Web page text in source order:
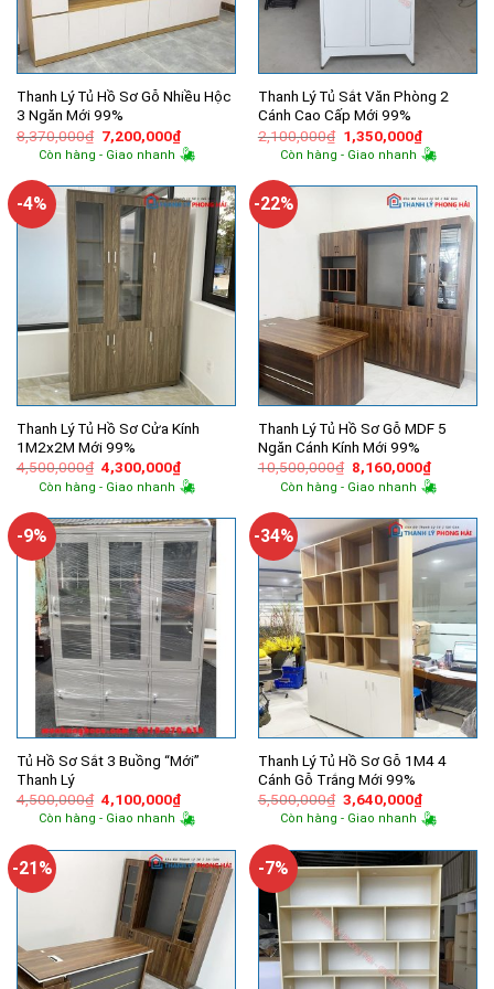
Thanh Lý Tủ Hồ Sơ Gỗ Nhiều Hộc
3 Ngăn Mới 99%
8,370,000₫ Giá
gốc
là:
7,200,000₫Giá
hiện
tại
7,200,000₫.
Còn hàng - Giao nhanh
Thanh Lý Tủ Sắt Văn Phòng 2
Cánh Cao Cấp Mới 99%
2,100,000₫ Giá
gốc
là:
1,350,000₫Giá
hiện
tại
Còn hàng - Giao nhanh
-4%
Thanh Lý Tủ Hồ Sơ Cửa Kính
1M2x2M Mới 99%
4,500,000₫ Giá
gốc
là:
4,300,000₫Giá
hiện
tại
4,300,000₫.
Còn hàng - Giao nhanh
-22%
Thanh Lý Tủ Hồ Sơ Gỗ MDF 5
Ngăn Cánh Kính Mới 99%
10,500,000₫ Giá
gốc
là:
8,160,000₫Giá
hiện
tại
Còn hàng - Giao nhanh
-9%
Tủ Hồ Sơ Sắt 3 Buồng “Mới”
Thanh Lý
4,500,000₫ Giá
gốc
là:
4,100,000₫Giá
hiện
tại
4,100,000₫.
Còn hàng - Giao nhanh
-34%
Thanh Lý Tủ Hồ Sơ Gỗ 1M4 4
Cánh Gỗ Trắng Mới 99%
5,500,000₫ Giá
gốc
là:
3,640,000₫Giá
hiện
tại
Còn hàng - Giao nhanh
-21% -7%